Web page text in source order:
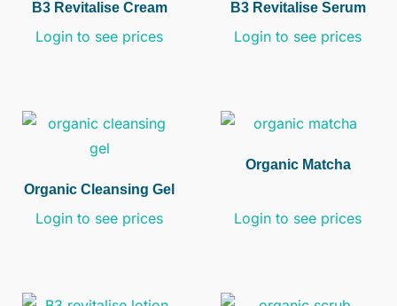
B3 Revitalise Cream
Login to see prices
B3 Revitalise Serum
Login to see prices
Organic Cleansing Gel
Login to see prices
Organic Matcha
Login to see prices